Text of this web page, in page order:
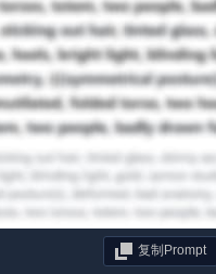
复制Prompt